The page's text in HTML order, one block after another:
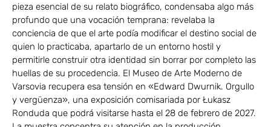
pieza esencial de su relato biográfico, condensaba algo más
profundo que una vocación temprana: revelaba la
conciencia de que el arte podía modificar el destino social de
quien lo practicaba, apartarlo de un entorno hostil y
permitirle construir otra identidad sin borrar por completo las
huellas de su procedencia. El Museo de Arte Moderno de
Varsovia recupera esa tensión en «Edward Dwurnik. Orgullo
y vergüenza», una exposición comisariada por Łukasz
Ronduda que podrá visitarse hasta el 28 de febrero de 2027.